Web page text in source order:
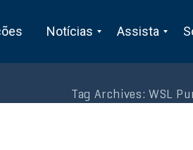
Notícias Assista
Tag Archives: WSL